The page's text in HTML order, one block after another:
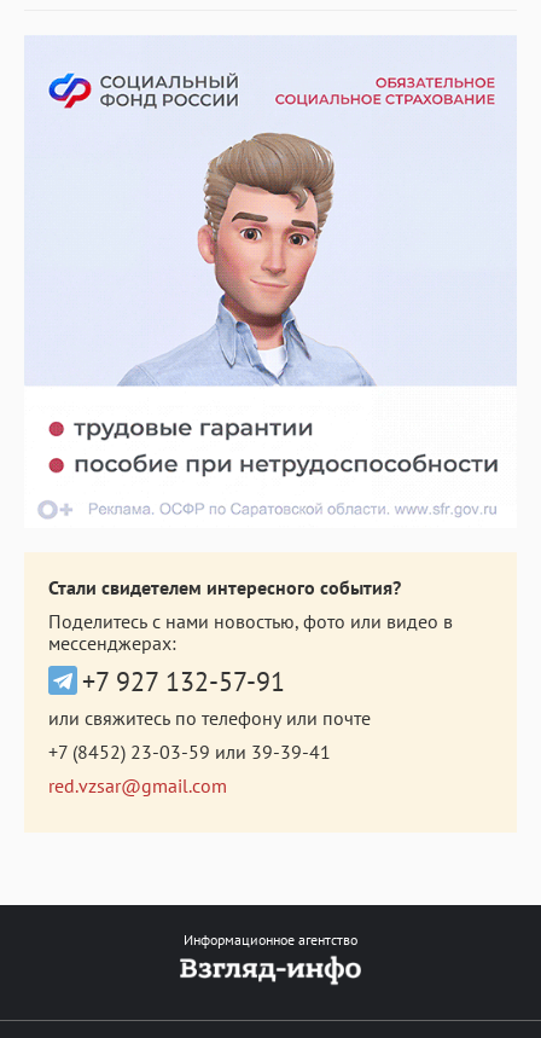
Стали свидетелем интересного события?
Поделитесь с нами новостью, фото или видео в
мессенджерах:
+7 927 132-57-91
или свяжитесь по телефону или почте
+7 (8452) 23-03-59 или 39-39-41
red.vzsar@gmail.com
Информационное агентство